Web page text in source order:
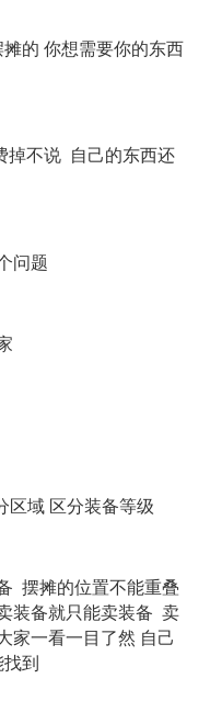
的 你想需要你的东西
掉不说 自己的东西还
问题
区域 区分装备等级
摆摊的位置不能重叠
装备就只能卖装备 卖
家一看一目了然 自己
到